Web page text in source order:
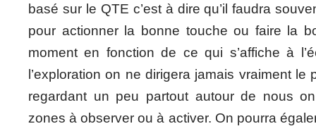
basé sur le QTE c’est à dire qu’il faudra
pour actionner la bonne touche ou faire la
moment en fonction de ce qui s’affiche à
l’exploration on ne dirigera jamais vraiment le
regardant un peu partout autour de nous
zones à observer ou à activer. On pourra